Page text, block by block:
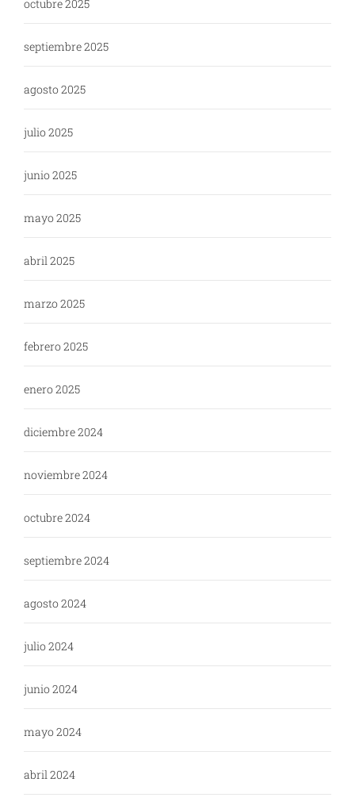
octubre 2025
septiembre 2025
agosto 2025
julio 2025
junio 2025
mayo 2025
abril 2025
marzo 2025
febrero 2025
enero 2025
diciembre 2024
noviembre 2024
octubre 2024
septiembre 2024
agosto 2024
julio 2024
junio 2024
mayo 2024
abril 2024